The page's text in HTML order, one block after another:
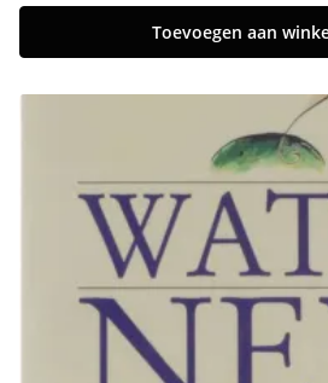
Toevoegen aan